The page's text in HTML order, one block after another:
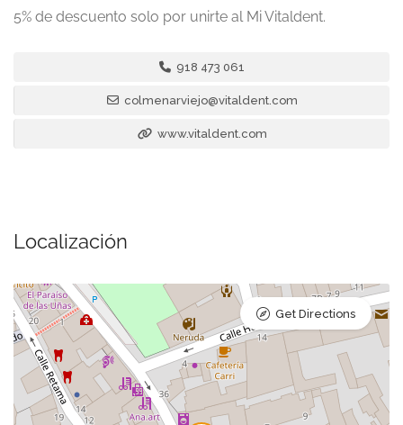
5% de descuento solo por unirte al Mi Vitaldent.
918 473 061
colmenarviejo@vitaldent.com
www.vitaldent.com
Localización
Get Directions